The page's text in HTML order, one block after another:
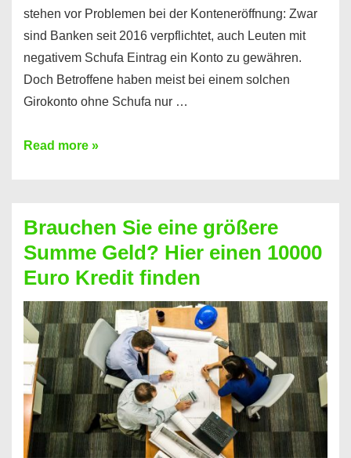
stehen vor Problemen bei der Konteneröffnung: Zwar
sind Banken seit 2016 verpflichtet, auch Leuten mit
negativem Schufa Eintrag ein Konto zu gewähren.
Doch Betroffene haben meist bei einem solchen
Girokonto ohne Schufa nur …
Günstiges
Geht
das
überhaupt?
Na
klar!
Read more »
Brauchen Sie eine größere
Summe Geld? Hier einen 10000
Euro Kredit finden